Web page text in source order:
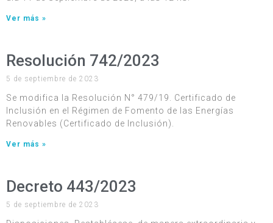
Ver más »
Resolución 742/2023
5 de septiembre de 2023
Se modifica la Resolución N° 479/19. Certificado de
Inclusión en el Régimen de Fomento de las Energías
Renovables (Certificado de Inclusión).
Ver más »
Decreto 443/2023
5 de septiembre de 2023